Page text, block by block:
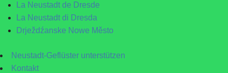
La Neustadt de Dresde
La Neustadt di Dresda
Drježdźanske Nowe Město
Neustadt-Geflüster unterstützen
Kontakt